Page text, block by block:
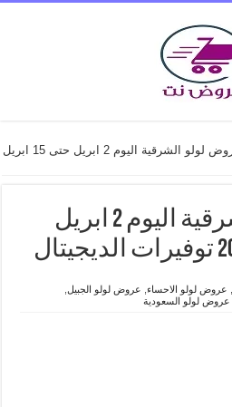
عروض لولو الشرقية اليوم 2 ابريل حتى 15 ابريل
عروض لولو الشرقية اليوم 2 ابريل
عروض لولو الاحساء, عروض لولو الجبيل,
عروض لولو السعودية